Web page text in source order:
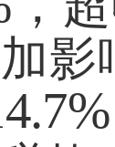
影